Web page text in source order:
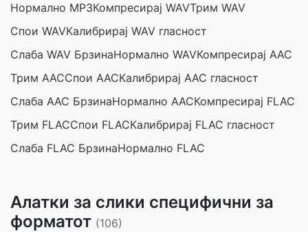
Нормално MP3Компресирај WAVТрим WAV
Спои WAVКалибрирај WAV гласност
Слаба WAV БрзинаНормално WAVКомпресирај AAC
Трим AACСпои AACКалибрирај AAC гласност
Слаба AAC БрзинаНормално AACКомпресирај FLAC
Трим FLACСпои FLACКалибрирај FLAC гласност
Слаба FLAC БрзинаНормално FLAC
Алатки за слики специфични за
форматот (106)